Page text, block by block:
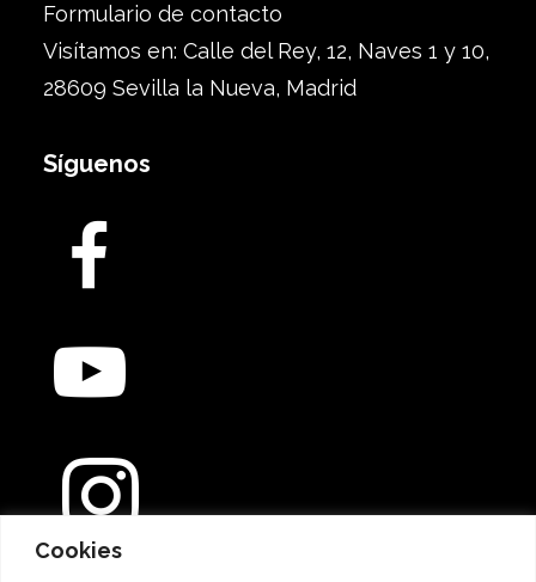
Cookies
Formulario de contacto
Visítamos en: Calle del Rey, 12, Naves 1 y 10,
28609 Sevilla la Nueva, Madrid
Síguenos